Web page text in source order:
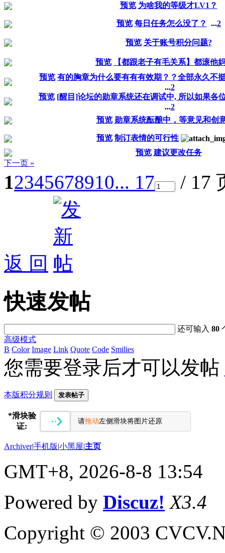
预览 为啥我的等级才LV1？
预览 每日任务怎么没了？ ...2
预览 关于账号积分问题?
预览
【都跟老子有毛关系】都滚他
预览 有的胸章为什么要有有有效期？？全部永久不
...2
预览 [醒目]论坛的勋章系统还在调试中, 所以如果各
...2
预览 勋章系统酝酿中，等意见和创
预览 制订表情的可行性
预览 建议更改任务
下一页 »
12345678910... 17 / 17
返 回
快速发帖
还可输入80
高级模式
B Color Image Link Quote Code Smilies
您需要登录后才可以发帖
本版积分规则 发表帖子
*滑块验
证:
请拖动左侧滑块将图片还原
Archiver|手机版|小黑屋|主页
GMT+8, 2026-8-8 13:54
Powered by Discuz! X3.4
Copyright © 2003